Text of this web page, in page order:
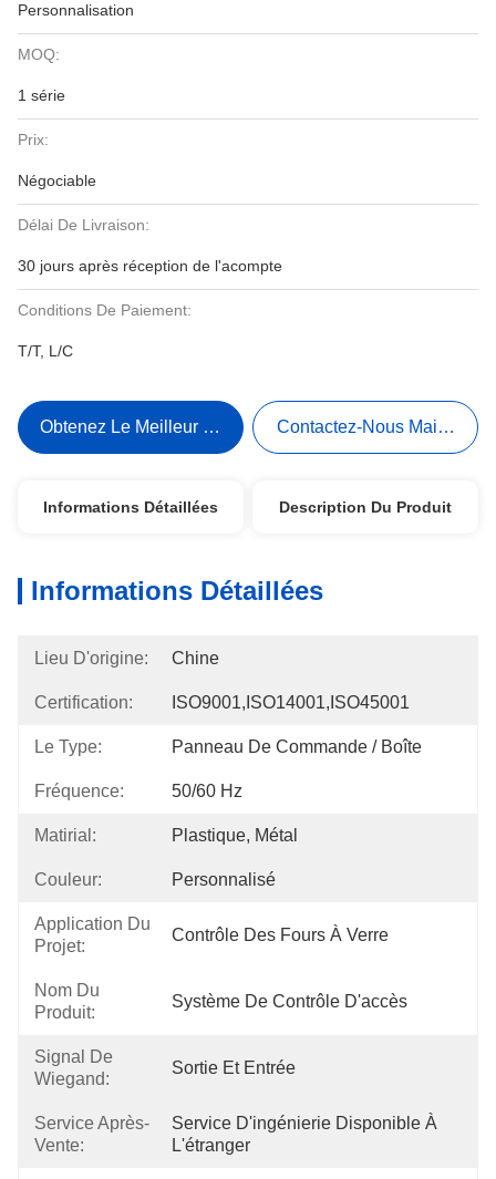
Personnalisation
MOQ:
1 série
Prix:
Négociable
Délai De Livraison:
30 jours après réception de l'acompte
Conditions De Paiement:
T/T, L/C
Obtenez Le Meilleur Prix Contactez-Nous Maintenant
Informations Détaillées Description Du Produit
Informations Détaillées
Lieu D'origine: Chine
Certification: ISO9001,ISO14001,ISO45001
Le Type: Panneau De Commande / Boîte
Fréquence: 50/60 Hz
Matirial: Plastique, Métal
Couleur: Personnalisé
Application Du
Projet:
Contrôle Des Fours À Verre
Nom Du
Produit:
Système De Contrôle D'accès
Signal De
Wiegand:
Sortie Et Entrée
Service Après-
Vente:
Service D'ingénierie Disponible À
L'étranger